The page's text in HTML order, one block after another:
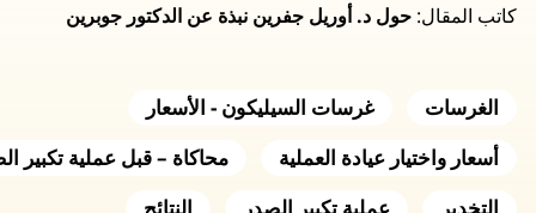
كاتب المقال: حول د. أوريل جفرين نبذة عن الدكتور جوبرين
الغرسات
غرسات السيليكون - الأسعار
أسعار واختيار عيادة العملية
محاكاة – قبل عملية تكبير